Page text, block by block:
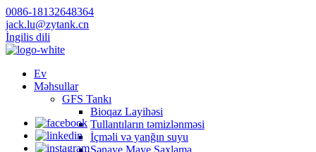
0086-18132648364
jack.lu@zytank.cn
İngilis dili
Ev
Məhsullar
GFS Tankı
Bioqaz Layihəsi
Tullantıların təmizlənməsi
İçməli və yanğın suyu
Sənaye Maye Saxlama